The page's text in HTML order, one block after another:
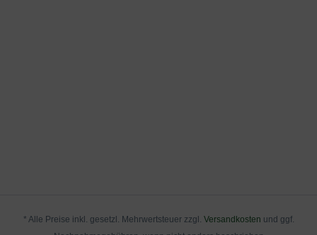
* Alle Preise inkl. gesetzl. Mehrwertsteuer zzgl. Versandkosten und ggf.